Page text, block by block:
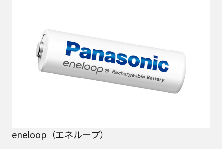
eneloop（エネループ）